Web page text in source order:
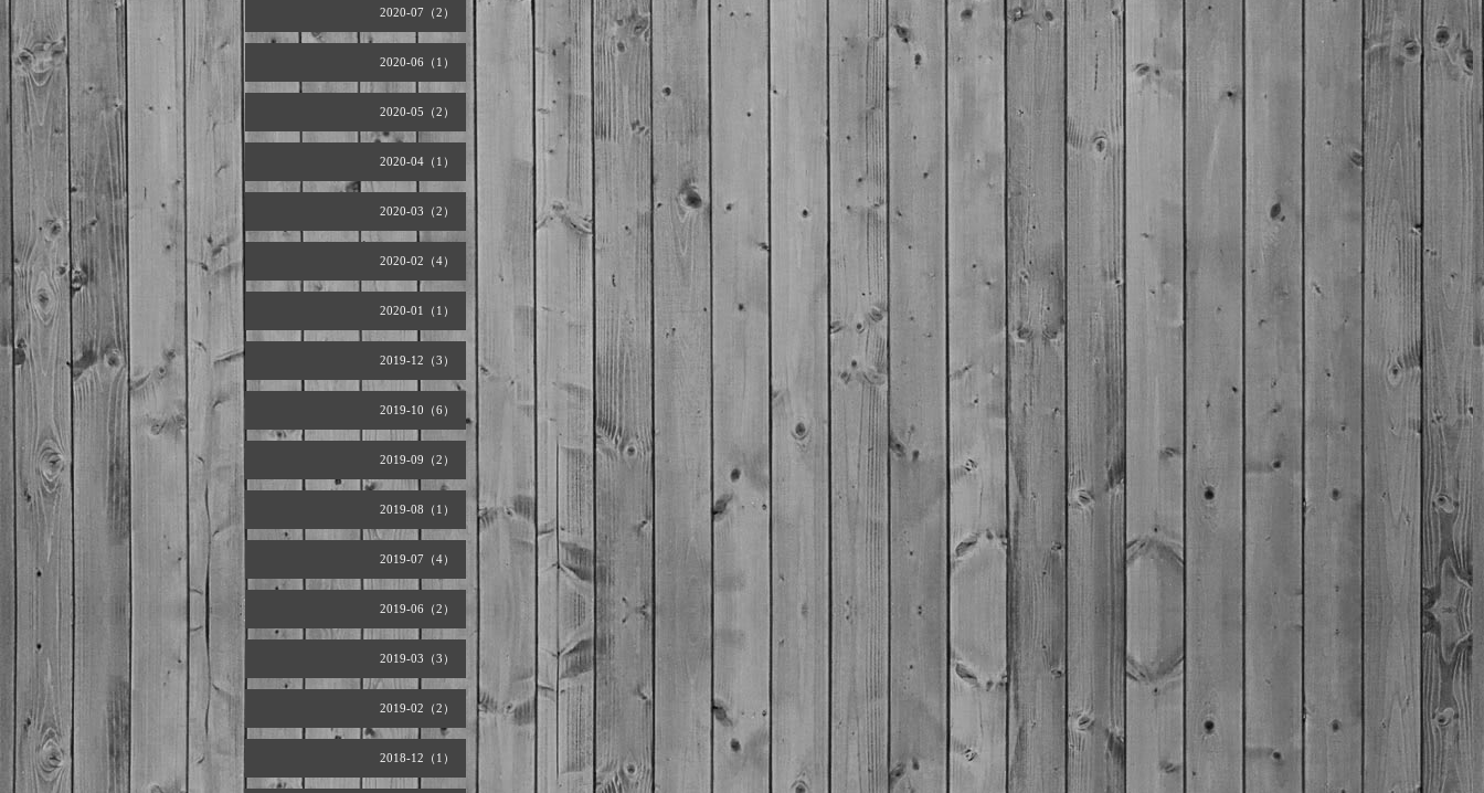
2020-07（2）
2020-06（1）
2020-05（2）
2020-04（1）
2020-03（2）
2020-02（4）
2020-01（1）
2019-12（3）
2019-10（6）
2019-09（2）
2019-08（1）
2019-07（4）
2019-06（2）
2019-03（3）
2019-02（2）
2018-12（1）